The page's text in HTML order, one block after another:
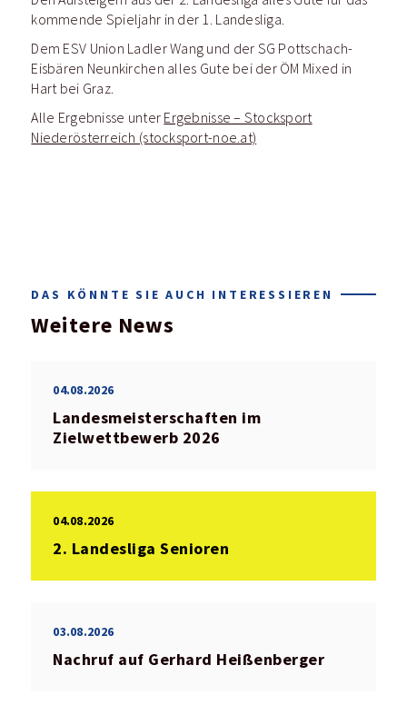
kommende Spieljahr in der 1. Landesliga.
Dem ESV Union Ladler Wang und der SG Pottschach-
Eisbären Neunkirchen alles Gute bei der ÖM Mixed in
Hart bei Graz.
Alle Ergebnisse unter Ergebnisse – Stocksport
Niederösterreich (stocksport-noe.at)
DAS KÖNNTE SIE AUCH INTERESSIEREN
Weitere News
04.08.2026
Landesmeisterschaften im
Zielwettbewerb 2026
04.08.2026
2. Landesliga Senioren
03.08.2026
Nachruf auf Gerhard Heißenberger